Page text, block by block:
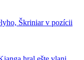
Škriniar v pozícii